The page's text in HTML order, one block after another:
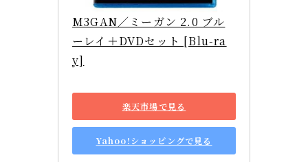
M3GAN／ミーガン 2.0 ブル
ーレイ＋DVDセット [Blu-ra
y]
楽天市場で見る
Yahoo!ショッピングで見る